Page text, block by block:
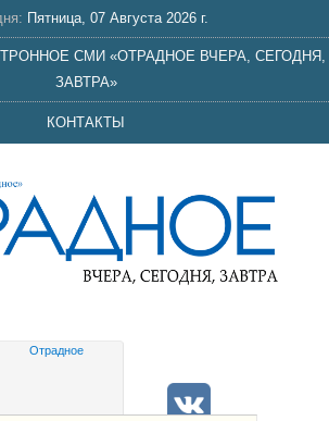
Пятница, 07 Августа 2026 г.
СМИ «ОТРАДНОЕ ВЧЕРА, СЕГОДНЯ,
ЗАВТРА»
КОНТАКТЫ
Отрадное